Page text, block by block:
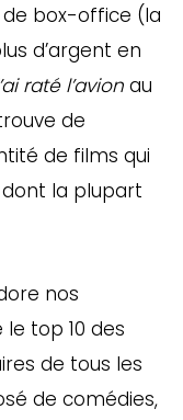
box-office (la
d’argent en
raté l’avion au
de
de films qui
la plupart
nos
top 10 des
de tous les
de comédies,